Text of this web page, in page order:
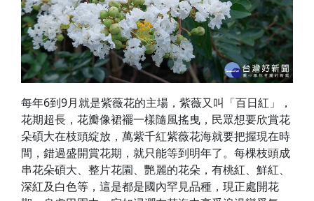
每年6到9月就是紫薇花的主場，紫薇又叫「百日紅」，
花期超長，花瓣像裙襬一樣隨風搖曳，民眾想要欣賞花
朵碩大在枝頭綻放，萬紫千紅紫薇花海就要把握現在時
間，錯過盛開賞花期，就只能等到明年了。每棵枝頭成
串花朵碩大、整片花園、艷麗的花朵，有桃紅、鮮紅、
深紅及白色等，這是都是國內罕見品種，現正處開花